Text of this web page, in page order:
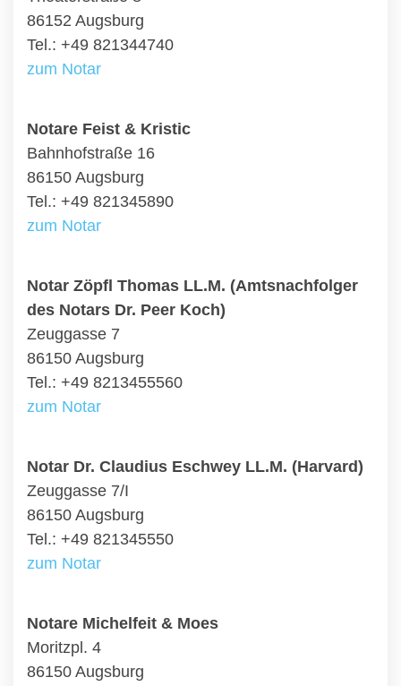
86152 Augsburg
Tel.: +49 821344740
zum Notar
Notare Feist & Kristic
Bahnhofstraße 16
86150 Augsburg
Tel.: +49 821345890
zum Notar
Notar Zöpfl Thomas LL.M. (Amtsnachfolger
des Notars Dr. Peer Koch)
Zeuggasse 7
86150 Augsburg
Tel.: +49 8213455560
zum Notar
Notar Dr. Claudius Eschwey LL.M. (Harvard)
Zeuggasse 7/I
86150 Augsburg
Tel.: +49 821345550
zum Notar
Notare Michelfeit & Moes
Moritzpl. 4
86150 Augsburg